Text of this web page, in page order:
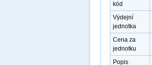
kód
Výdejní
jednotka
Cena za
jednotku
Popis